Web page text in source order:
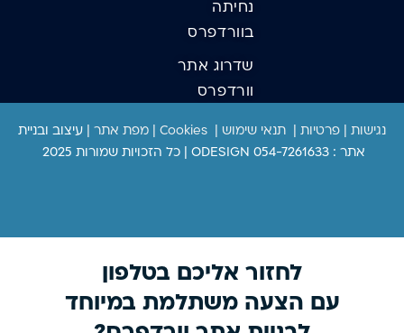
נחיתה
בוורדפרס
שדרוג אתר
וורדפרס
נגישות פרטיות תנאי שימוש Cookies מפת אתר
עיצוב ובניית
אתר : ODESIGN 054-7261633 | כל הזכויות שמורות 2025
לחזור אליכם בטלפון
עם הצעה משתלמת במיוחד